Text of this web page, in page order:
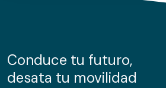
información sobre el uso que haga
nuestros partners de redes
Conduce tu futuro,
desata tu movilidad